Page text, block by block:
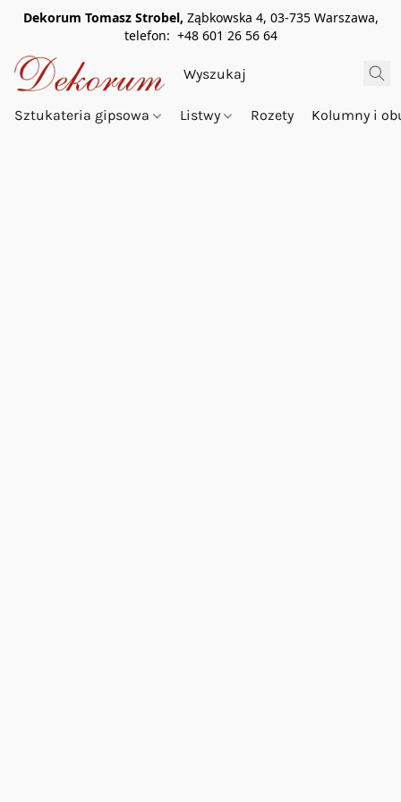
Dekorum Tomasz Strobel, Ząbkowska 4, 03-735 Warszawa,
telefon: +48 601 26 56 64
Sztukateria gipsowa Listwy Rozety Kolumny i